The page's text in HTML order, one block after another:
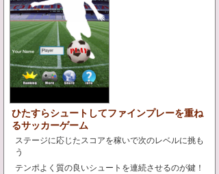
ひたすらシュートしてファインプレーを重ね
るサッカーゲーム
ステージに応じたスコアを稼いで次のレベルに挑も
う
テンポよく質の良いシュートを連続させるのが鍵！